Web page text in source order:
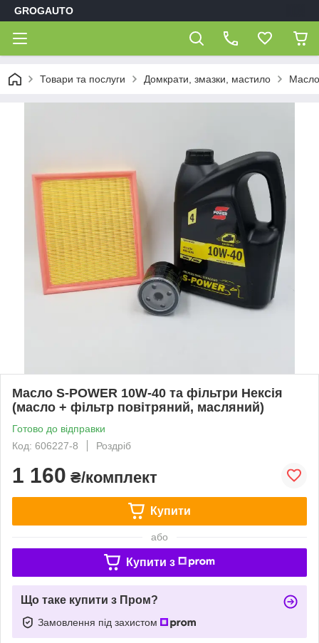
GROGAUTO
Товари та послуги Домкрати, змазки, мастило
Масло S-POWER 10W-40 та фільтри Нексія
(масло + фільтр повітряний, масляний)
Готово до відправки
Код: 606227-8
Роздріб
1 160 ₴/комплект
Купити
або
Купити з
Що таке купити з Пром?
Замовлення під захистом